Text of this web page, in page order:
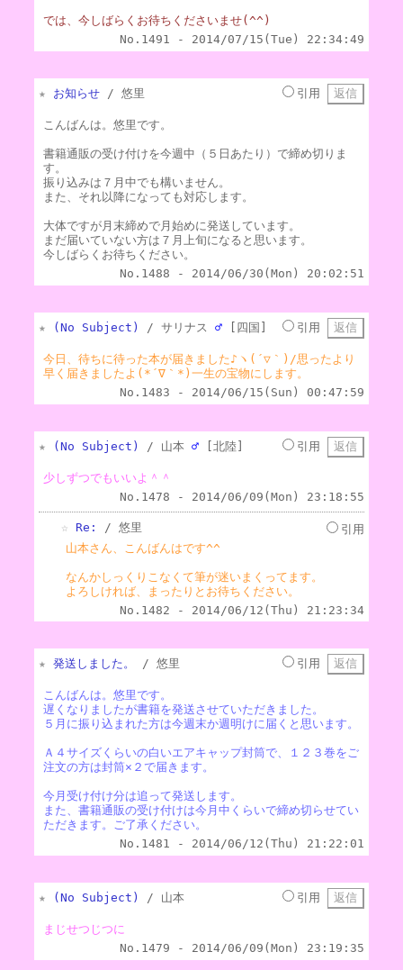
では、今しばらくお待ちくださいませ(^^)
No.1491 - 2014/07/15(Tue) 22:34:49
★ お知らせ / 悠里 引用
こんばんは。悠里です。
書籍通販の受け付けを今週中（５日あたり）で締め切りま
す。
振り込みは７月中でも構いません。
また、それ以降になっても対応します。
大体ですが月末締めで月始めに発送しています。
まだ届いていない方は７月上旬になると思います。
今しばらくお待ちください。
No.1488 - 2014/06/30(Mon) 20:02:51
★ (No Subject) / サリナス ♂ [四国] 引用
今日、待ちに待った本が届きました♪ヽ(´▽｀)/思ったより
早く届きましたよ(*´∇｀*)一生の宝物にします。
No.1483 - 2014/06/15(Sun) 00:47:59
★ (No Subject) / 山本 ♂ [北陸] 引用
少しずつでもいいよ＾＾
No.1478 - 2014/06/09(Mon) 23:18:55
☆ Re: / 悠里
引用
山本さん、こんばんはです^^
なんかしっくりこなくて筆が迷いまくってます。
よろしければ、まったりとお待ちください。
No.1482 - 2014/06/12(Thu) 21:23:34
★ 発送しました。 / 悠里 引用
こんばんは。悠里です。
遅くなりましたが書籍を発送させていただきました。
５月に振り込まれた方は今週末か週明けに届くと思います。
Ａ４サイズくらいの白いエアキャップ封筒で、１２３巻をご
注文の方は封筒×２で届きます。
今月受け付け分は追って発送します。
また、書籍通販の受け付けは今月中くらいで締め切らせてい
ただきます。ご了承ください。
No.1481 - 2014/06/12(Thu) 21:22:01
★ (No Subject) / 山本 引用
まじせつじつに
No.1479 - 2014/06/09(Mon) 23:19:35